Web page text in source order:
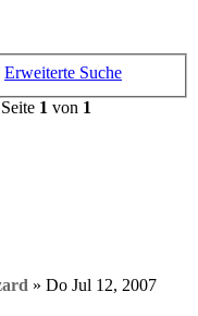
Erweiterte Suche
1 von 1
» Do Jul 12, 2007